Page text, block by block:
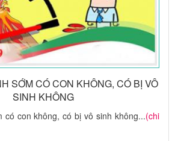
SỚM CÓ CON KHÔNG, CÓ BỊ VÔ
SINH KHÔNG
có con không, có bị vô sinh không...(chi